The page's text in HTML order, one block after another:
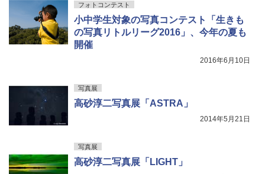
フォトコンテスト
小中学生対象の写真コンテスト「生きも
の写真リトルリーグ2016」、今年の夏も
開催
2016年6月10日
写真展
高砂淳二写真展「ASTRA」
2014年5月21日
写真展
高砂淳二写真展「LIGHT」